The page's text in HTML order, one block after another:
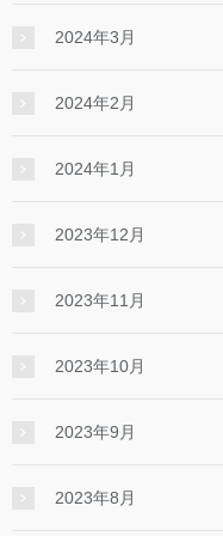
2024年3月
2024年2月
2024年1月
2023年12月
2023年11月
2023年10月
2023年9月
2023年8月